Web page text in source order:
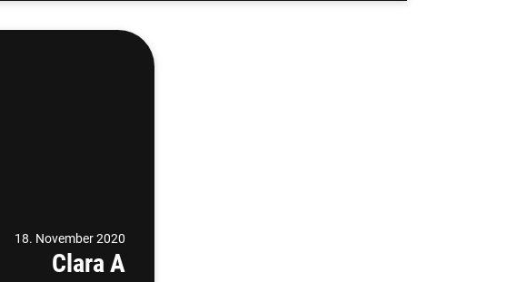
18. November 2020
Clara A